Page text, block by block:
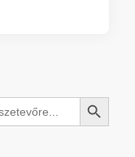
Search Button